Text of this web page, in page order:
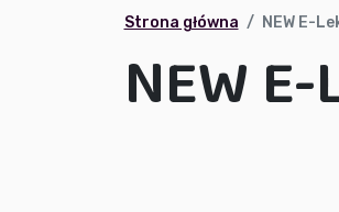
Strona główna NEW E-
NEW